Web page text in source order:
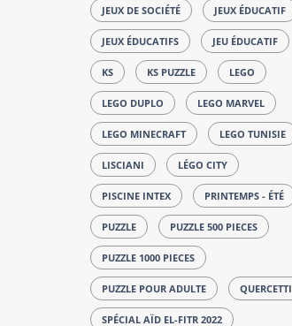
JEUX DE SOCIÉTÉ JEUX ÉDUCATIF
JEUX ÉDUCATIFS JEU ÉDUCATIF
KS KS PUZZLE LEGO
LEGO DUPLO LEGO MARVEL
LEGO MINECRAFT LEGO TUNISIE
LISCIANI LÉGO CITY
PISCINE INTEX PRINTEMPS - ÉTÉ
PUZZLE PUZZLE 500 PIECES
PUZZLE 1000 PIECES
PUZZLE POUR ADULTE QUERCETTI
SPÉCIAL AÏD EL-FITR 2022